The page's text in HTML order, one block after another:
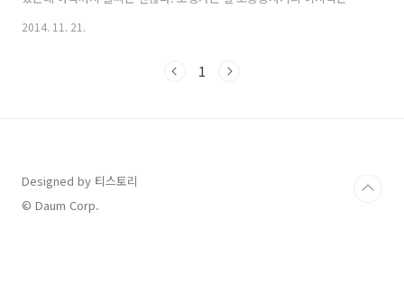
개발이 한창이라 대부분 건물이 비었있다. 평소 서호쪽 가던 길을 패스하
자전거길이 잘 되어 있다. 의왕시가 조성한 자전거길 "산들로"라고 하는
2014. 11. 21.
1
Designed by 티스토리
© Daum Corp.